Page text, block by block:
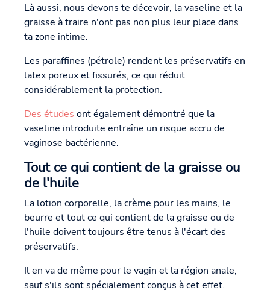
Là aussi, nous devons te décevoir, la vaseline et la
graisse à traire n'ont pas non plus leur place dans
ta zone intime.
Les paraffines (pétrole) rendent les préservatifs en
latex poreux et fissurés, ce qui réduit
considérablement la protection.
Des études ont également démontré que la
vaseline introduite entraîne un risque accru de
vaginose bactérienne.
Tout ce qui contient de la graisse ou
de l'huile
La lotion corporelle, la crème pour les mains, le
beurre et tout ce qui contient de la graisse ou de
l'huile doivent toujours être tenus à l'écart des
préservatifs.
Il en va de même pour le vagin et la région anale,
sauf s'ils sont spécialement conçus à cet effet.